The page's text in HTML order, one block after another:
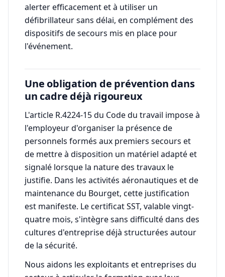
alerter efficacement et à utiliser un
défibrillateur sans délai, en complément des
dispositifs de secours mis en place pour
l'événement.
Une obligation de prévention dans
un cadre déjà rigoureux
L'article R.4224-15 du Code du travail impose à
l'employeur d'organiser la présence de
personnels formés aux premiers secours et
de mettre à disposition un matériel adapté et
signalé lorsque la nature des travaux le
justifie. Dans les activités aéronautiques et de
maintenance du Bourget, cette justification
est manifeste. Le certificat SST, valable vingt-
quatre mois, s'intègre sans difficulté dans des
cultures d'entreprise déjà structurées autour
de la sécurité.
Nous aidons les exploitants et entreprises du